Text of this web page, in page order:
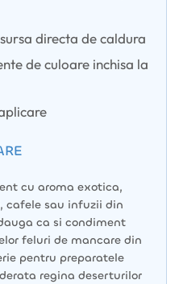
directa de caldura
de culoare inchisa la
cu aroma exotica,
cafele sau infuzii din
ca si condiment
feluri de mancare din
pentru preparatele
regina deserturilor